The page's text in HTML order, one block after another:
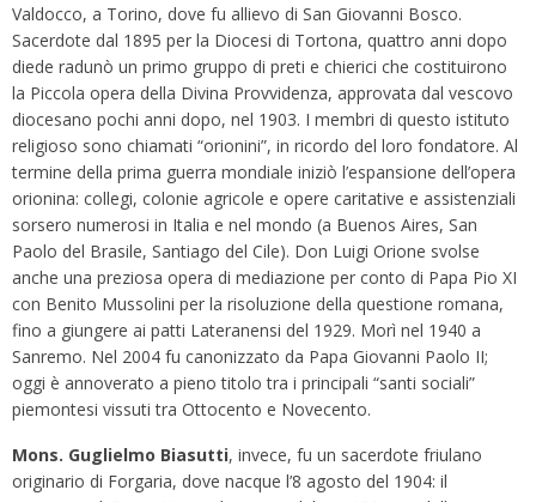
Valdocco, a Torino, dove fu allievo di San Giovanni Bosco.
Sacerdote dal 1895 per la Diocesi di Tortona, quattro anni dopo
diede radunò un primo gruppo di preti e chierici che costituirono
la Piccola opera della Divina Provvidenza, approvata dal vescovo
diocesano pochi anni dopo, nel 1903. I membri di questo istituto
religioso sono chiamati “orionini”, in ricordo del loro fondatore. Al
termine della prima guerra mondiale iniziò l’espansione dell’opera
orionina: collegi, colonie agricole e opere caritative e assistenziali
sorsero numerosi in Italia e nel mondo (a Buenos Aires, San
Paolo del Brasile, Santiago del Cile). Don Luigi Orione svolse
anche una preziosa opera di mediazione per conto di Papa Pio XI
con Benito Mussolini per la risoluzione della questione romana,
fino a giungere ai patti Lateranensi del 1929. Morì nel 1940 a
Sanremo. Nel 2004 fu canonizzato da Papa Giovanni Paolo II;
oggi è annoverato a pieno titolo tra i principali “santi sociali”
piemontesi vissuti tra Ottocento e Novecento.
Mons. Guglielmo Biasutti, invece, fu un sacerdote friulano
originario di Forgaria, dove nacque l’8 agosto del 1904: il